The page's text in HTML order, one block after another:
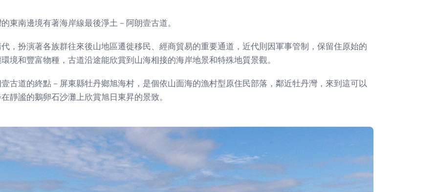
東南邊境有著海岸線最後淨土－阿朗壹古道。
，扮演著各族群往來後山地區遷徙移民、經商貿易的重要通道，近代則因軍事管制，保留住原始的
境和豐富物種，古道沿途能欣賞到山海相接的海岸地景和特殊地質景觀。
古道的終點－屏東縣牡丹鄉旭海村，是個依山面海的漁村型原住民部落，鄰近牡丹灣，來到這可以
靜謐的鵝卵石沙灘上欣賞旭日東昇的景致。